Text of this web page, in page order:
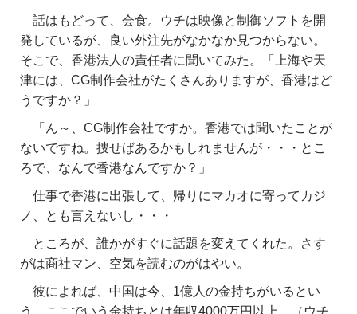
話はもどって、会食。ウチは映像と制御ソフトを開
発しているが、良い外注先がなかなか見つからない。
そこで、香港法人の責任者に聞いてみた。「上海や天
津には、CG制作会社がたくさんありますが、香港はど
うですか？」
「ん～、CG制作会社ですか。香港では聞いたことが
ないですね。捜せばあるかもしれませんが・・・とこ
ろで、なんで香港なんですか？」
仕事で香港に出張して、帰りにマカオに寄ってカジ
ノ、とも言えないし・・・
ところが、誰かがすぐに話題を変えてくれた。さす
がは商社マン、空気を読むのがはやい。
彼によれば、中国は今、1億人の金持ちがいるとい
う。ここでいう金持ちとは年収4000万円以上。（ウチ